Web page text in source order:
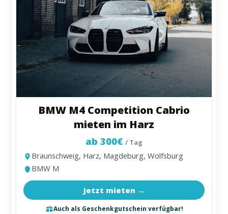
BMW M4 Competition Cabrio
mieten im Harz
ab 300€ / Tag
Braunschweig, Harz, Magdeburg, Wolfsburg
BMW M
Jetzt mieten →
Auch als Geschenkgutschein verfügbar!